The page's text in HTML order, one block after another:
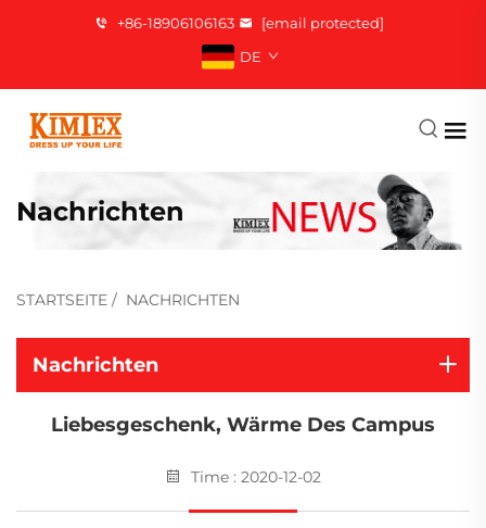
+86-18906106163
[email protected]
DE
Nachrichten
STARTSEITE / NACHRICHTEN
Nachrichten
Liebesgeschenk, Wärme Des Campus
Time : 2020-12-02